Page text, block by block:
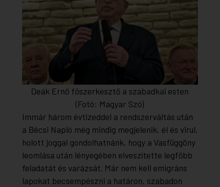
Deák Ernő főszerkesztő a szabadkai esten
(Fotó: Magyar Szó)
Immár három évtizeddel a rendszerváltás után
a Bécsi Napló még mindig megjelenik, él és virul,
holott joggal gondolhatnánk, hogy a Vasfüggöny
leomlása után lényegében elveszítette legfőbb
feladatát és varázsát. Már nem kell emigráns
lapokat becsempészni a határon, szabadon